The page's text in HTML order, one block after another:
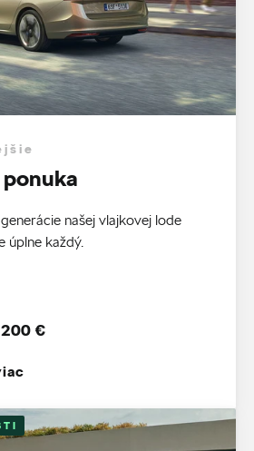
našej vlajkovej lode
úplne každý.
€